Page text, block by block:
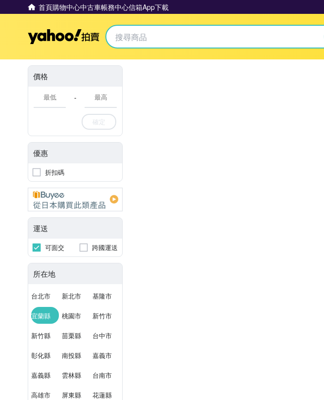
首頁購物中心中古車帳務中心信箱App下載
Yahoo拍賣
價格
-
確定
優惠
折扣碼
運送
可面交 跨國運送
所在地
台北市 新北市 基隆市
宜蘭縣 桃園市 新竹市
新竹縣 苗栗縣 台中市
彰化縣 南投縣 嘉義市
嘉義縣 雲林縣 台南市
高雄市 屏東縣 花蓮縣